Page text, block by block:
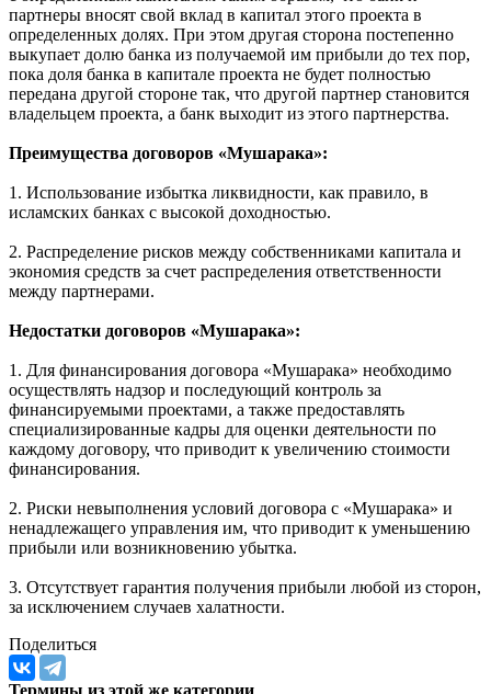
b) «Мушарака», заканчивающаяся владением: «Убывающая
мушарака»: представляет собой участие исламского банка
совместно с другой стороной в создании конкретного проекта
с определенным капиталом таким образом, что банк и
партнеры вносят свой вклад в капитал этого проекта в
определенных долях. При этом другая сторона постепенно
пока доля банка в капитале проекта не будет полностью
владельцем проекта, а банк выходит из этого партнерства.
1. Использование избытка ликвидности, как правило, в
исламских банках с высокой доходностью.
2. Распределение рисков между собственниками капитала и
между партнерами.
Недостатки договоров «Мушарака»:
1. Для финансирования договора «Мушарака» необходимо
осуществлять надзор и последующий контроль за
специализированные кадры для оценки деятельности по
каждому договору, что приводит к увеличению стоимости
финансирования.
2. Риски невыполнения условий договора с «Мушарака» и
ненадлежащего управления им, что приводит к уменьшению
3. Отсутствует гарантия получения прибыли любой из сторон,
за исключением случаев халатности.